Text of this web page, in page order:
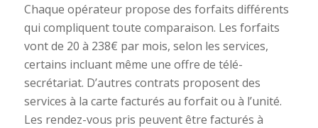
Chaque opérateur propose des forfaits différents
qui compliquent toute comparaison. Les forfaits
vont de 20 à 238€ par mois, selon les services,
certains incluant même une offre de télé-
secrétariat. D’autres contrats proposent des
services à la carte facturés au forfait ou à l’unité.
Les rendez-vous pris peuvent être facturés à